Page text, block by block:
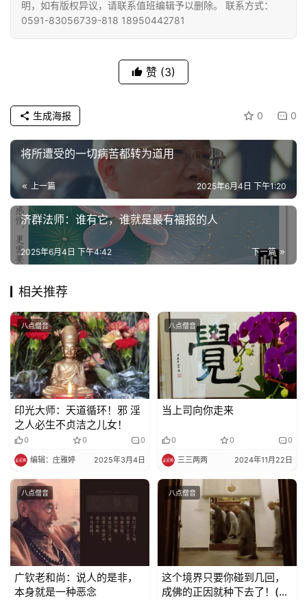
佛
寺
院
礼
视
频
纪
录
佛
教
艺
术
政
策
法
规
责
声
明
明，如有版权异议，请联系值班编辑予以删除。 联系方式：
0591-83056739-818 18950442781
赞 (3)
0 0
生成海报
将所遭受的一切病苦都转为道用
上一篇 2025年6月4日 下午1:20
济群法师：谁有它，谁就是最有福报的人
下一篇
2025年6月4日 下午4:42
相关推荐
八点僧音
印光大师：天道循环！邪 淫
之人必生不贞洁之儿女！
0 0 0
编辑：庄雅婷 2025年3月4日
八点僧音
当上司向你走来
0 0 0
三三两两 2024年11月22日
八点僧音
广钦老和尚：说人的是非，
本身就是一种恶念
八点僧音
这个境界只要你碰到几回，
成佛的正因就种下去了！(绍